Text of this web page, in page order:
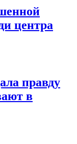
центра
правду
в